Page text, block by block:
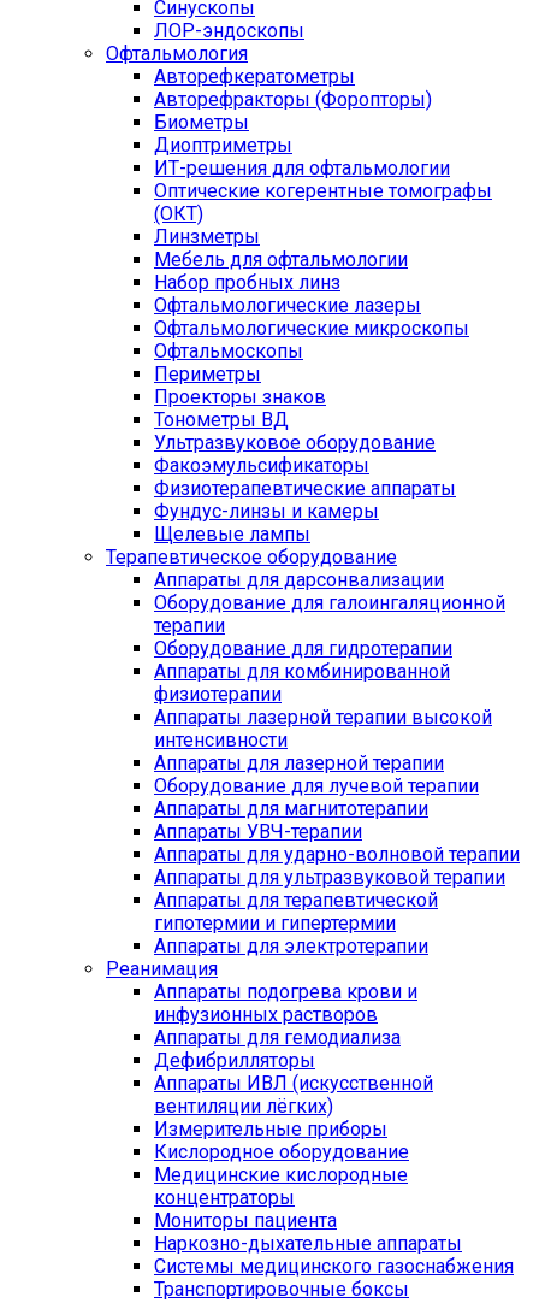
Синускопы
ЛОР-эндоскопы
Офтальмология
Авторефкератометры
Авторефракторы (Форопторы)
Биометры
Диоптриметры
ИТ-решения для офтальмологии
Оптические когерентные томографы
(ОКТ)
Линзметры
Мебель для офтальмологии
Набор пробных линз
Офтальмологические лазеры
Офтальмологические микроскопы
Офтальмоскопы
Периметры
Проекторы знаков
Тонометры ВД
Ультразвуковое оборудование
Факоэмульсификаторы
Физиотерапевтические аппараты
Фундус-линзы и камеры
Щелевые лампы
Терапевтическое оборудование
Аппараты для дарсонвализации
Оборудование для галоингаляционной
терапии
Оборудование для гидротерапии
Аппараты для комбинированной
физиотерапии
Аппараты лазерной терапии высокой
интенсивности
Аппараты для лазерной терапии
Оборудование для лучевой терапии
Аппараты для магнитотерапии
Аппараты УВЧ-терапии
Аппараты для ударно-волновой терапии
Аппараты для ультразвуковой терапии
Аппараты для терапевтической
гипотермии и гипертермии
Аппараты для электротерапии
Реанимация
Аппараты подогрева крови и
инфузионных растворов
Аппараты для гемодиализа
Дефибрилляторы
Аппараты ИВЛ (искусственной
вентиляции лёгких)
Измерительные приборы
Кислородное оборудование
Медицинские кислородные
концентраторы
Мониторы пациента
Наркозно-дыхательные аппараты
Системы медицинского газоснабжения
Транспортировочные боксы